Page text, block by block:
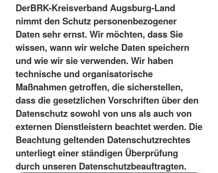
DerBRK-Kreisverband Augsburg-Land
nimmt den Schutz personenbezogener
Daten sehr ernst. Wir möchten, dass Sie
wissen, wann wir welche Daten speichern
und wie wir sie verwenden. Wir haben
technische und organisatorische
Maßnahmen getroffen, die sicherstellen,
dass die gesetzlichen Vorschriften über den
Datenschutz sowohl von uns als auch von
externen Dienstleistern beachtet werden. Die
Beachtung geltenden Datenschutzrechtes
unterliegt einer ständigen Überprüfung
durch unseren Datenschutzbeauftragten.